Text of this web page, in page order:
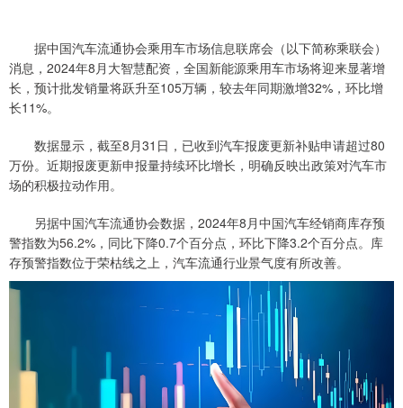
据中国汽车流通协会乘用车市场信息联席会（以下简称乘联会）
消息，2024年8月大智慧配资，全国新能源乘用车市场将迎来显著增
长，预计批发销量将跃升至105万辆，较去年同期激增32%，环比增
长11%。
数据显示，截至8月31日，已收到汽车报废更新补贴申请超过80
万份。近期报废更新申报量持续环比增长，明确反映出政策对汽车市
场的积极拉动作用。
另据中国汽车流通协会数据，2024年8月中国汽车经销商库存预
警指数为56.2%，同比下降0.7个百分点，环比下降3.2个百分点。库
存预警指数位于荣枯线之上，汽车流通行业景气度有所改善。